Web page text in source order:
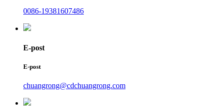
0086-19381607486
E-post
E-post
chuangrong@cdchuangrong.com